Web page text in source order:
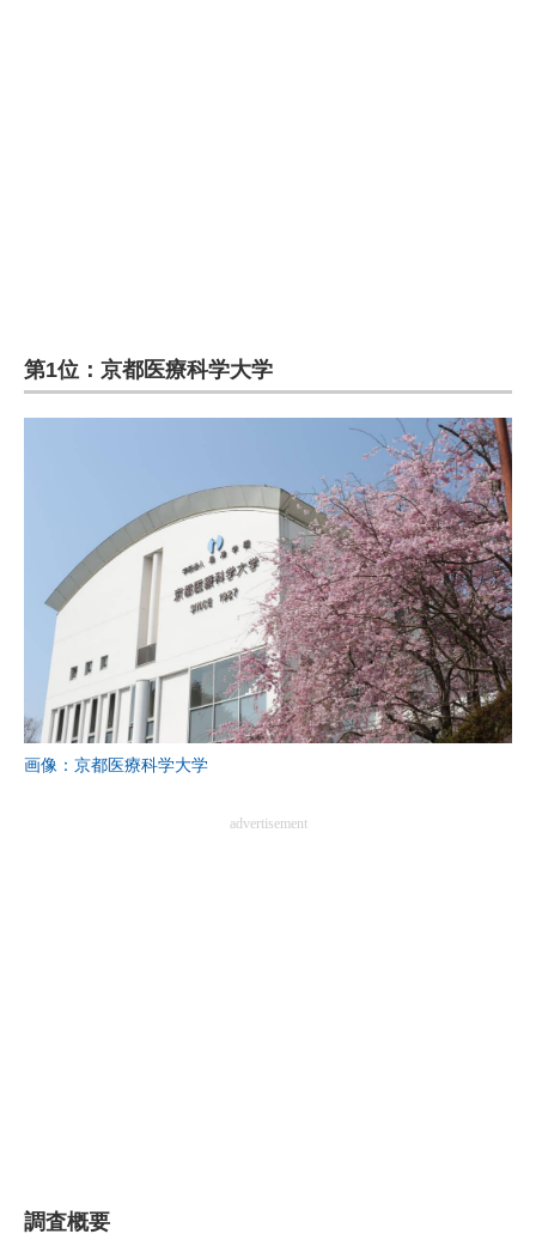
第1位：京都医療科学大学
画像：京都医療科学大学
advertisement
調査概要